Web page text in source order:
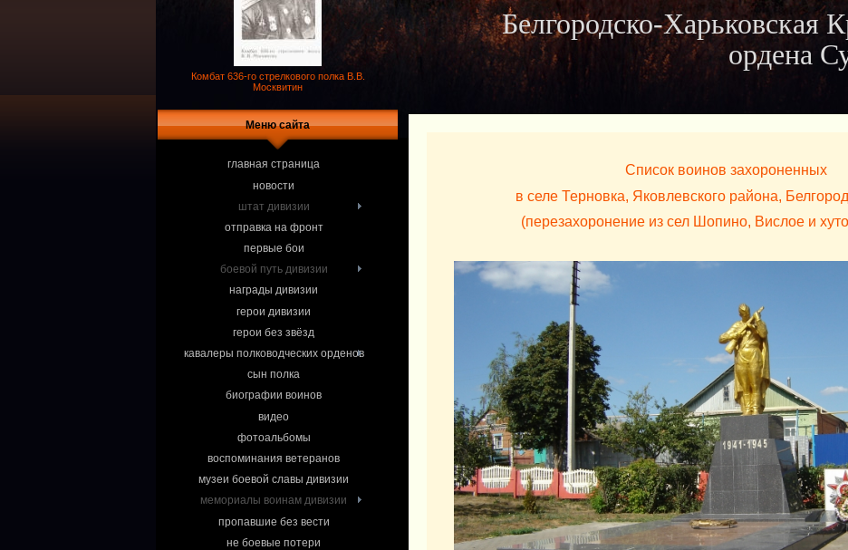
Комбат 636-го стрелкового полка В.В.
Москвитин
Меню сайта
главная страница
новости
штат дивизии
отправка на фронт
первые бои
боевой путь дивизии
награды дивизии
герои дивизии
герои без звёзд
кавалеры полководческих орденов
сын полка
биографии воинов
видео
фотоальбомы
воспоминания ветеранов
музеи боевой славы дивизии
мемориалы воинам дивизии
пропавшие без вести
не боевые потери
Белгородско-Харьковская
ордена
Список воинов захороненных
в селе Терновка, Яковлевского района,
(перезахоронение из сел Шопино, Вислое и